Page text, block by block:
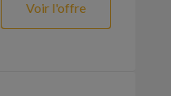
Voir l'offre